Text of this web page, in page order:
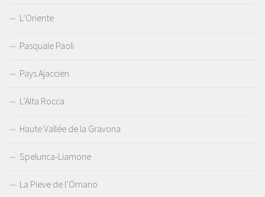
L’Oriente
Pasquale Paoli
Pays Ajaccien
L’Alta Rocca
Haute Vallée de la Gravona
Spelunca-Liamone
La Pieve de l’Ornano